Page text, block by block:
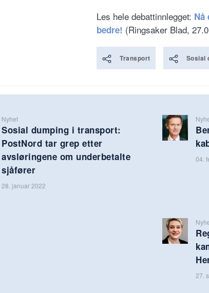
Les hele debattinnlegget: Nå
bedre! (Ringsaker Blad,
Transport Sosial
Nyhet
Sosial dumping i transport:
PostNord tar grep etter
avsløringene om underbetalte
sjåfører
28. januar 2022
04.
27.